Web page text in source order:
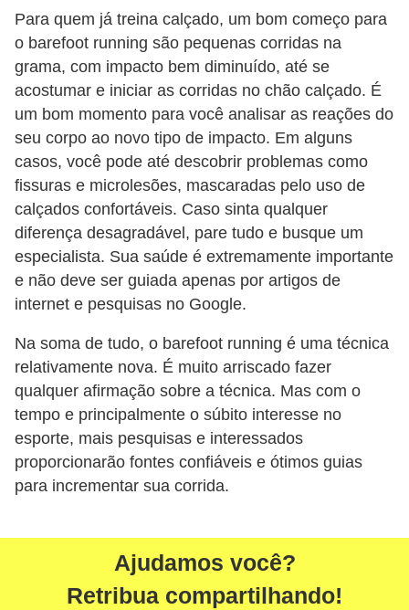
Para quem já treina calçado, um bom começo para
o barefoot running são pequenas corridas na
grama, com impacto bem diminuído, até se
acostumar e iniciar as corridas no chão calçado. É
um bom momento para você analisar as reações do
seu corpo ao novo tipo de impacto. Em alguns
casos, você pode até descobrir problemas como
fissuras e microlesões, mascaradas pelo uso de
calçados confortáveis. Caso sinta qualquer
diferença desagradável, pare tudo e busque um
especialista. Sua saúde é extremamente importante
e não deve ser guiada apenas por artigos de
internet e pesquisas no Google.
Na soma de tudo, o barefoot running é uma técnica
relativamente nova. É muito arriscado fazer
qualquer afirmação sobre a técnica. Mas com o
tempo e principalmente o súbito interesse no
esporte, mais pesquisas e interessados
proporcionarão fontes confiáveis e ótimos guias
para incrementar sua corrida.
Ajudamos você?
Retribua compartilhando!
m
a
s
c
u
l
n
o
s
s
e
ã
o
s